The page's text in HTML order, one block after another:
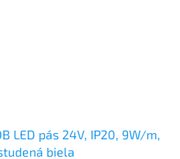
LED pás 24V, IP20, 9W/m,
biela